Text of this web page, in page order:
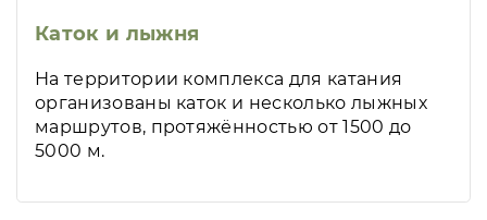
Каток и лыжня
На территории комплекса для катания
организованы каток и несколько лыжных
маршрутов, протяжённостью от 1500 до
5000 м.